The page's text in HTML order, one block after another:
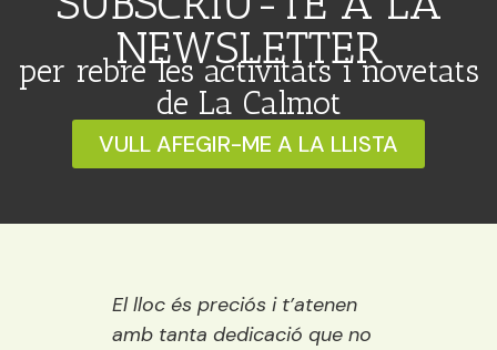
NEWSLETTER
per rebre les activitats i novetats
de La Calmot
VULL AFEGIR-ME A LA LLISTA
El lloc és preciós i t’atenen
amb tanta dedicació que no